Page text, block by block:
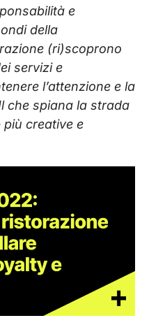
e
della
(ri)scoprono
servizi e
l’attenzione e la
che spiana la strada
creative e